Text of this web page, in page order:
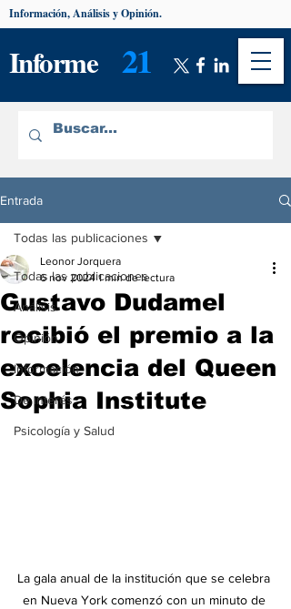
Informe 21
Información, Análisis y Opinión.
Entrada
Todas las publicaciones
Análisis
Opinión
Información
De interés
Psicología y Salud
Todas las publicaciones
Gustavo Dudamel
recibió el premio a la
excelencia del Queen
Sophia Institute
Leonor Jorquera
6 nov 2024 1 min de lectura
La gala anual de la institución que se celebra
en Nueva York comenzó con un minuto de